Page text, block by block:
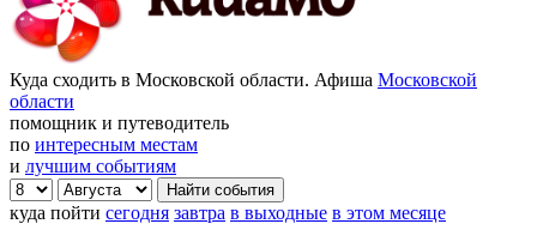
Куда сходить в Московской области. Афиша Московской
области
помощник и путеводитель
по интересным местам
и лучшим событиям
куда пойти сегодня завтра в выходные в этом месяце